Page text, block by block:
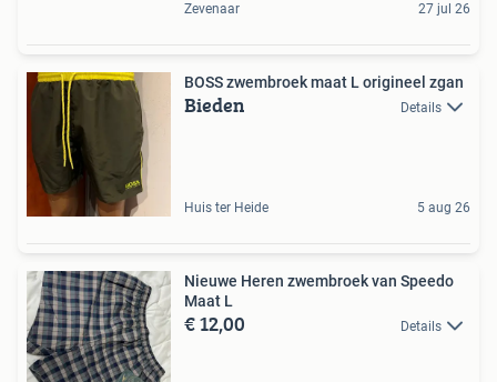
Zevenaar 27 jul 26
BOSS zwembroek maat L origineel zgan
Bieden Details
Huis ter Heide 5 aug 26
Nieuwe Heren zwembroek van Speedo
Maat L
€ 12,00 Details